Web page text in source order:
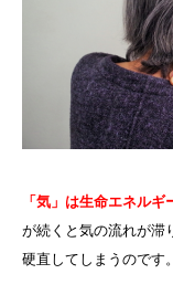
「気」は生命エネルギ
が続くと気の流れが滞
硬直してしまうのです。